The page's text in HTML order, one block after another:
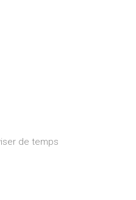
de temps